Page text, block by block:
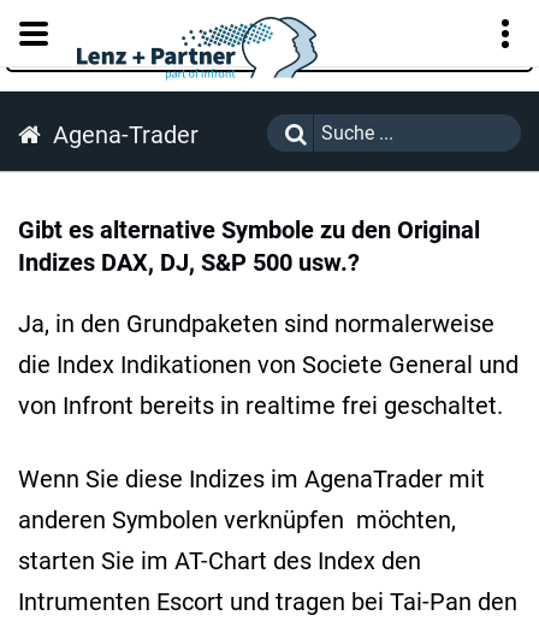
KUNDENPORTAL
Agena-Trader
Gibt es alternative Symbole zu den Original
Indizes DAX, DJ, S&P 500 usw.?
Ja, in den Grundpaketen sind normalerweise
die Index Indikationen von Societe General und
von Infront bereits in realtime frei geschaltet.
Wenn Sie diese Indizes im AgenaTrader mit
anderen Symbolen verknüpfen möchten,
starten Sie im AT-Chart des Index den
Intrumenten Escort und tragen bei Tai-Pan den